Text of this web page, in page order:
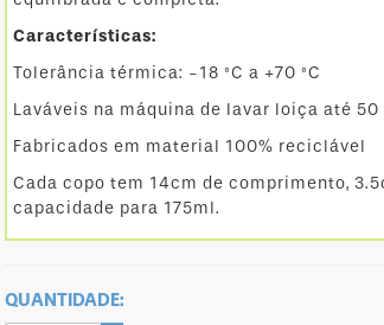
Características:
Tolerância térmica: -18 °C a +70 °C
Laváveis na máquina de lavar loiça até 50
Fabricados em material 100% reciclável
Cada copo tem 14cm de comprimento,
capacidade para 175ml.
QUANTIDADE: